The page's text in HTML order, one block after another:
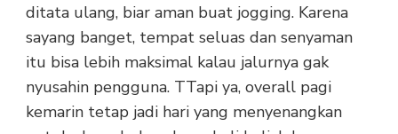
ditata ulang, biar aman buat jogging. Karena
sayang banget, tempat seluas dan senyaman
itu bisa lebih maksimal kalau jalurnya gak
nyusahin pengguna. TTapi ya, overall pagi
kemarin tetap jadi hari yang menyenangkan